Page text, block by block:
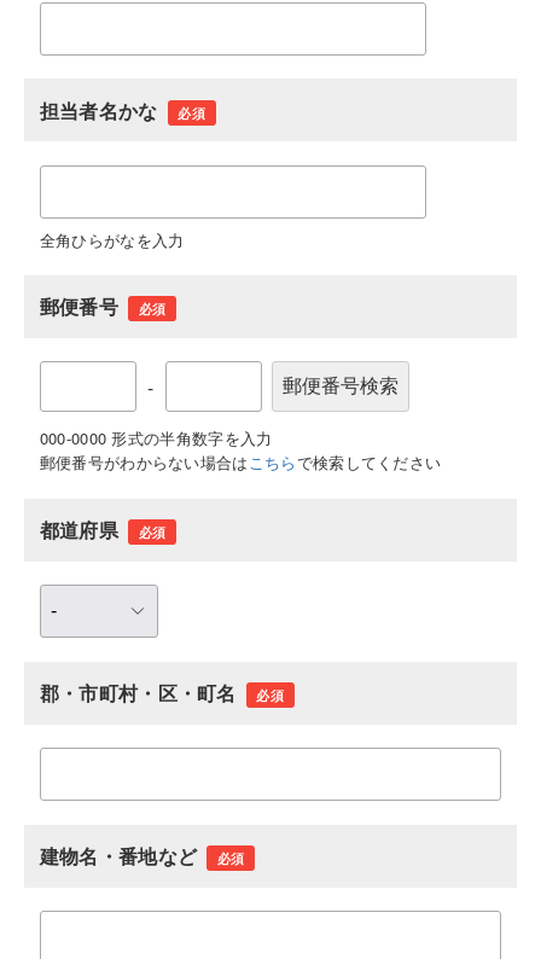
担当者名かな 必須
全角ひらがなを入力
郵便番号 必須
-
000-0000 形式の半角数字を入力
郵便番号がわからない場合はこちらで検索してください
都道府県 必須
郡・市町村・区・町名 必須
建物名・番地など 必須